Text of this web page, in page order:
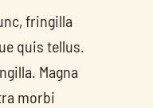
fringilla
quis tellus.
Magna
morbi